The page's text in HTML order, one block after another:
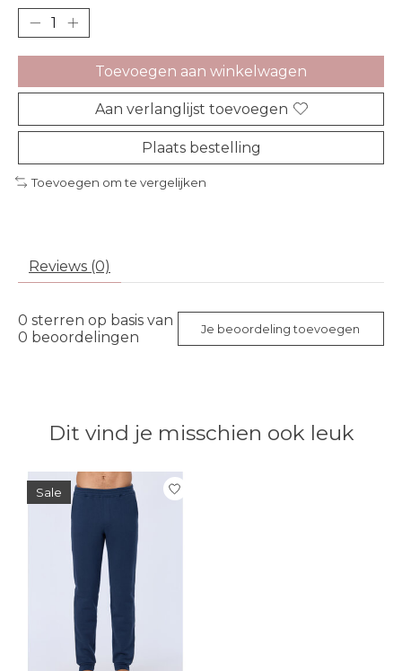
Toevoegen aan winkelwagen
Aan verlanglijst toevoegen
Plaats bestelling
Toevoegen om te vergelijken
Reviews (0)
0 sterren op basis van
0 beoordelingen Je beoordeling toevoegen
Dit vind je misschien ook leuk
Items van productcarrousel
Sale